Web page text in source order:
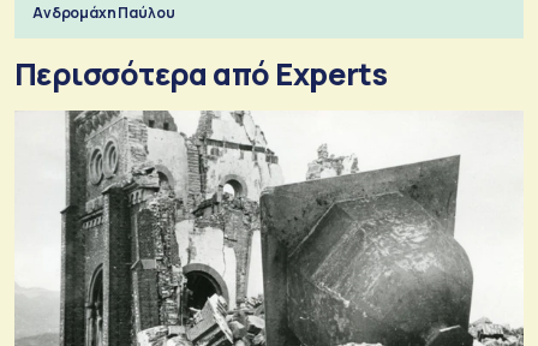
Ανδρομάχη Παύλου
Περισσότερα από Experts